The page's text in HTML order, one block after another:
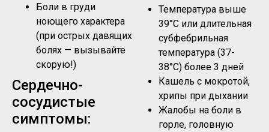
Боли в груди
ноющего характера
(при острых давящих
болях — вызывайте
скорую!)
Сердечно-
сосудистые
симптомы:
Температура выше
39°C или длительная
субфебрильная
температура (37-
38°C) более 3 дней
Кашель с мокротой,
хрипы при дыхании
Жалобы на боли в
горле, головную